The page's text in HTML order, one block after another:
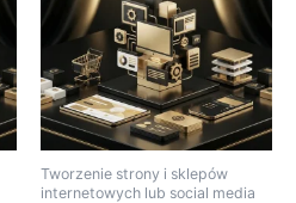
Tworzenie strony i sklepów
internetowych lub social media